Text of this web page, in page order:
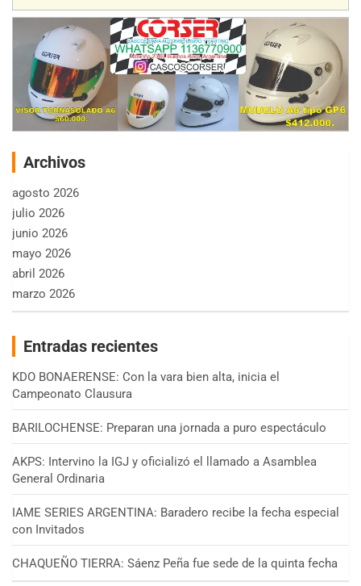
Archivos
agosto 2026
julio 2026
junio 2026
mayo 2026
abril 2026
marzo 2026
Entradas recientes
KDO BONAERENSE: Con la vara bien alta, inicia el
Campeonato Clausura
BARILOCHENSE: Preparan una jornada a puro espectáculo
AKPS: Intervino la IGJ y oficializó el llamado a Asamblea
General Ordinaria
IAME SERIES ARGENTINA: Baradero recibe la fecha especial
con Invitados
CHAQUEÑO TIERRA: Sáenz Peña fue sede de la quinta fecha